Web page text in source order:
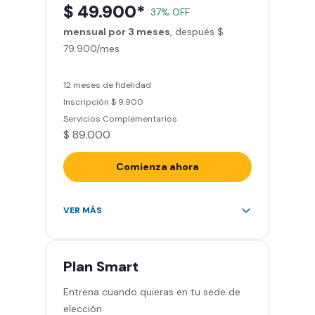
entrenamiento personalizado)
Clases grupales con profesores*
(Sujeto a disponibilidad de salón
Acceso a todas las áreas de la
sede
$ 49.900* 37% OFF
mensual por 3 meses , después $
79.900/mes
12 meses de fidelidad
Inscripción $ 9.900
Servicios Complementarios
$ 89.000
Comienza ahora
Acceso ilimitado a más de 2.000
Smart Spa (Relájate en los sillones
de masajes)
Descuentos especiales en marcas
VER MÁS
Plan Smart
Entrena cuando quieras en tu sede de
elección